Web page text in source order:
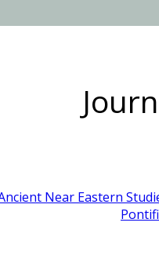
Near Eastern